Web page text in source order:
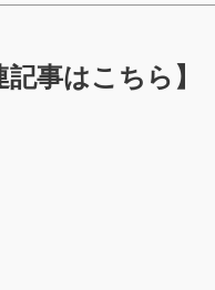
記事はこちら】